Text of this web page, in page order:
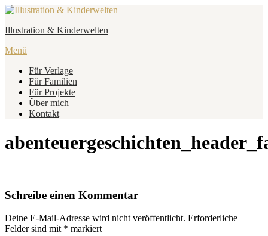
Zum
springen
Illustration & Kinderwelten
Menü
Für Verlage
Für Familien
Für Projekte
Über mich
Kontakt
Schreibe einen Kommentar
Deine E-Mail-Adresse wird nicht veröffentlicht. Erforderliche
Felder sind mit * markiert